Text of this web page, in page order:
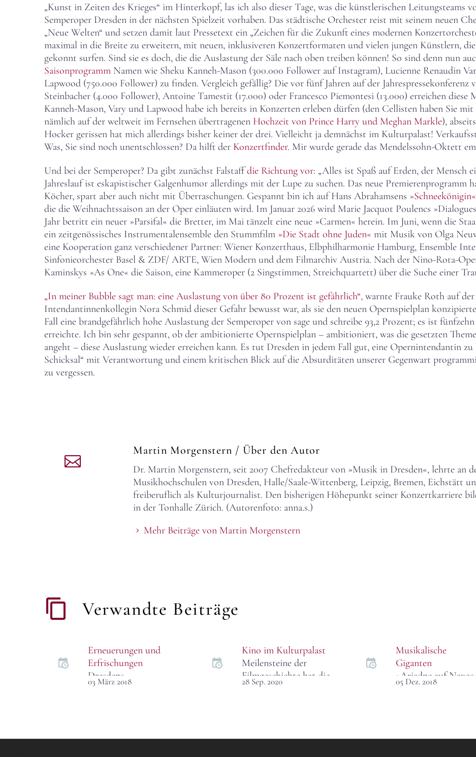
„Kunst in Zeiten des Krieges“ im Hinterkopf, las ich also dieser Tage, was die künstlerischen Leitungsteams
Semperoper Dresden in der nächsten Spielzeit vorhaben. Das städtische Orchester reist mit seinem neuen
„Neue Welten“ und setzen damit laut Pressetext ein „Zeichen für die Zukunft eines modernen
maximal in die Breite zu erweitern, mit neuen, inklusiveren Konzertformaten und vielen jungen Künstlern,
gekonnt surfen. Sind sie es doch, die die Auslastung der Säle nach oben treiben können! So sind denn nun
Saisonprogramm Namen wie Sheku Kanneh-Mason (300.000 Follower auf Instagram), Lucienne Renaudin
Lapwood (750.000 Follower) zu finden. Vergleich gefällig? Die vor fünf Jahren auf der
Steinbacher (4.000 Follower), Antoine Tamestit (17.000) oder Francesco Piemontesi (13.000) erreichen diese
Kanneh-Mason, Vary und Lapwood habe ich bereits in Konzerten erleben dürfen (den Cellisten haben Sie
nämlich auf der weltweit im Fernsehen übertragenen Hochzeit von Prince Harry und Meghan Markle),
Hocker gerissen hat mich allerdings bisher keiner der drei. Vielleicht ja demnächst im Kulturpalast!
Was, Sie sind noch unentschlossen? Da hilft der Konzertfinder. Mir wurde gerade das Mendelssohn-Oktett
Und bei der Semperoper? Da gibt zunächst Falstaffdie Richtung vor: „Alles ist Spaß auf Erden, der Mensch
Jahreslauf ist eskapistischer Galgenhumor allerdings mit der Lupe zu suchen. Das neue Premierenprogramm
Köcher, spart aber auch nicht mit Überraschungen. Gespannt bin ich auf Hans Abrahamsens »Schneekönigin«
die die Weihnachtssaison an der Oper einläuten wird. Im Januar 2026 wird Marie Jacquot Poulencs
Jahr betritt ein neuer »Parsifal« die Bretter, im Mai tänzelt eine neue »Carmen« herein. Im Juni, wenn die
ein zeitgenössisches Instrumentalensemble den Stummfilm »Die Stadt ohne Juden« mit Musik von Olga
eine Kooperation ganz verschiedener Partner: Wiener Konzerthaus, Elbphilharmonie Hamburg, Ensemble
Sinfonieorchester Basel & ZDF/ ARTE, Wien Modern und dem Filmarchiv Austria. Nach der Nino-Rota-
Kaminskys »As One« die Saison, eine Kammeroper (2 Singstimmen, Streichquartett) über die Suche einer
„In meiner Bubble sagt man: eine Auslastung von über 80 Prozent ist gefährlich“, warnte Frauke Roth auf
Intendantinnenkollegin Nora Schmid dieser Gefahr bewusst war, als sie den neuen Opernspielplan
Fall eine brandgefährlich hohe Auslastung der Semperoper von sage und schreibe 93,2 Prozent; es ist
erreichte. Ich bin sehr gespannt, ob der ambitionierte Opernspielplan – ambitioniert, was die gesetzten
angeht – diese Auslastung wieder erreichen kann. Es tut Dresden in jedem Fall gut, eine Opernintendantin zu
Schicksal“ mit Verantwortung und einem kritischen Blick auf die Absurditäten unserer Gegenwart
zu vergessen.
Martin Morgenstern / Über den Autor
Dr. Martin Morgenstern, seit 2007 Chefredakteur von »Musik in Dresden«, lehrte an
Musikhochschulen von Dresden, Halle/Saale-Wittenberg, Leipzig, Bremen, Eichstätt
freiberuflich als Kulturjournalist. Den bisherigen Höhepunkt seiner Konzertkarriere
in der Tonhalle Zürich. (Autorenfoto: anna.s.)
Mehr Beiträge von Martin Morgenstern
Verwandte Beiträge
Erneuerungen und
Erfrischungen
Dresdens
Hochkulturszene ist
Staatskapelle, in der
03 März 2018
Kino im Kulturpalast
Meilensteine der
Filmgeschichte hat die
Dresdner
Livemusik präsentiert.
28 Sep. 2020
Musikalische
Giganten
»Ariadne auf
an der Semperoper
Aber auch eine
05 Dez. 2018